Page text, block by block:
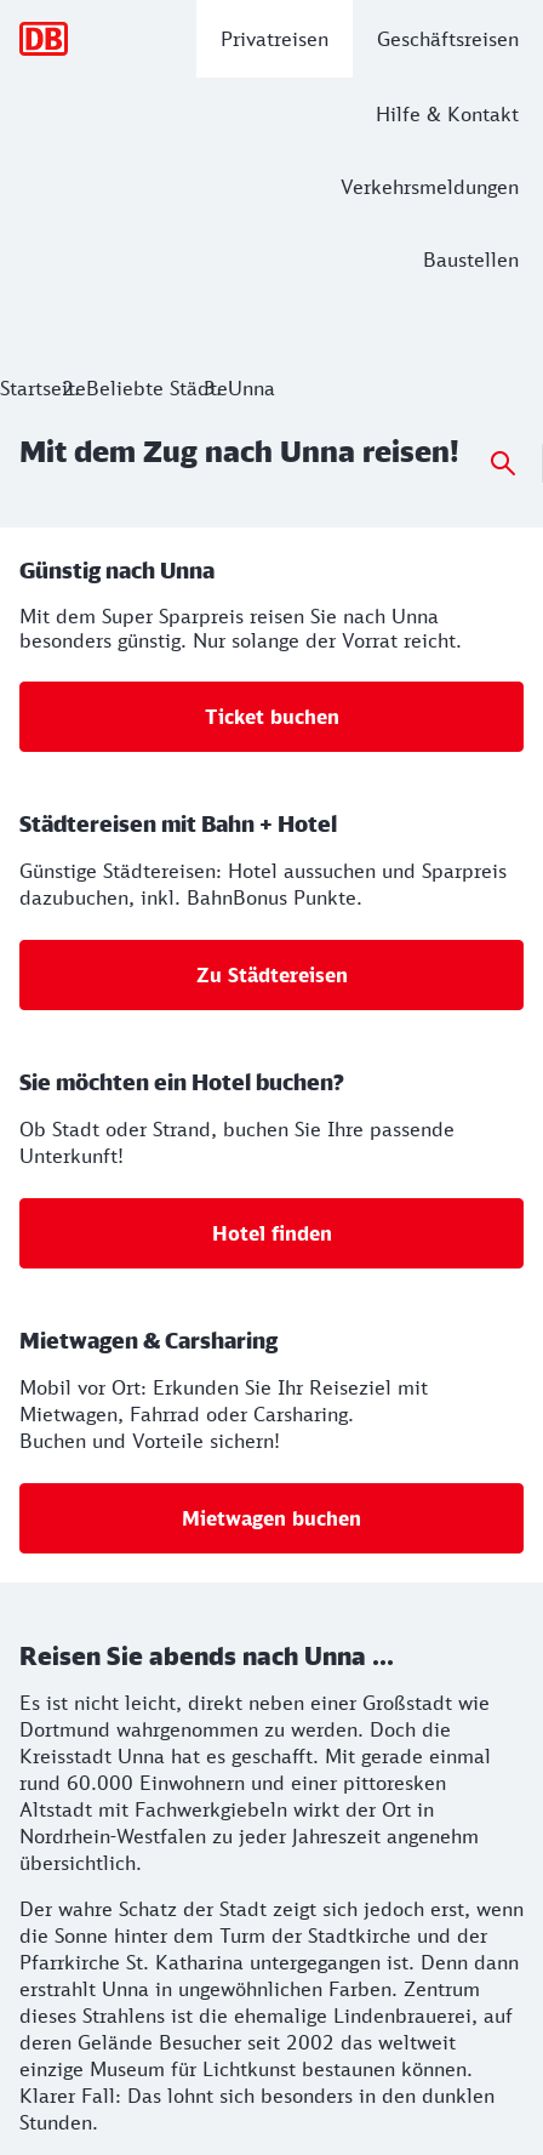
Privatreisen Geschäftsreisen
Hilfe & Kontakt
Verkehrsmeldungen
Baustellen
StartseiteBeliebte StädteUnna
Mit dem Zug nach Unna reisen!
Ihre Buchungsmöglichkeiten
Günstig nach Unna
Mit dem Super Sparpreis reisen Sie nach Unna
besonders günstig. Nur solange der Vorrat reicht.
Ticket buchen
Städtereisen mit Bahn + Hotel
Günstige Städtereisen: Hotel aussuchen und Sparpreis
dazubuchen, inkl. BahnBonus Punkte.
Zu Städtereisen
Sie möchten ein Hotel buchen?
Ob Stadt oder Strand, buchen Sie Ihre passende
Unterkunft!
Hotel finden
Mietwagen & Carsharing
Mobil vor Ort: Erkunden Sie Ihr Reiseziel mit
Mietwagen, Fahrrad oder Carsharing.
Buchen und Vorteile sichern!
Mietwagen buchen
Reisen Sie abends nach Unna ...
Es ist nicht leicht, direkt neben einer Großstadt wie
Dortmund wahrgenommen zu werden. Doch die
Kreisstadt Unna hat es geschafft. Mit gerade einmal
rund 60.000 Einwohnern und einer pittoresken
Altstadt mit Fachwerkgiebeln wirkt der Ort in
Nordrhein-Westfalen zu jeder Jahreszeit angenehm
übersichtlich.
Der wahre Schatz der Stadt zeigt sich jedoch erst, wenn
die Sonne hinter dem Turm der Stadtkirche und der
Pfarrkirche St. Katharina untergegangen ist. Denn dann
erstrahlt Unna in ungewöhnlichen Farben. Zentrum
dieses Strahlens ist die ehemalige Lindenbrauerei, auf
deren Gelände Besucher seit 2002 das weltweit
einzige Museum für Lichtkunst bestaunen können.
Klarer Fall: Das lohnt sich besonders in den dunklen
Stunden.